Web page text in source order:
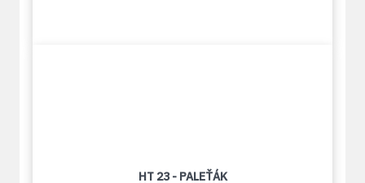
HT 23 - PALEŤÁK